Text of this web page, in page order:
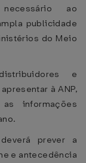
ao
publicidade
do Meio
e
à ANP,
informações
prever a
e antecedência